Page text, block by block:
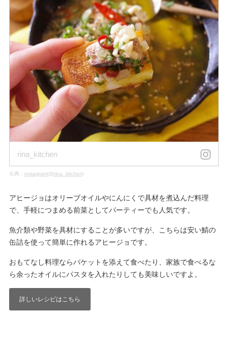
rina_kitchen
出典： instagram(@rina_kitchen)
アヒージョはオリーブオイルやにんにくで具材を煮込んだ料理
で、手軽につまめる前菜としてパーティーでも人気です。
魚介類や野菜を具材にすることが多いですが、こちらは安い鯖の
缶詰を使って簡単に作れるアヒージョです。
おもてなし料理ならバケットを添えて食べたり、家族で食べるな
ら余ったオイルにパスタを入れたりしても美味しいですよ。
詳しいレシピはこちら